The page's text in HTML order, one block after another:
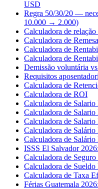
USD
Regra 50/30/20 —
10.000 → 2.000)
Calculadora de
Calculadora de
Calculadora de
Calculadora de
Demissão voluntária
Requisitos
Calculadora de
Calculadora de ROI
Calculadora de
Calculadora de
Calculadora de
Calculadora de
Calculadora de
ISSS El Salvador
Calculadora de
Calculadora de
Calculadora de Taxa
Férias Guatemala